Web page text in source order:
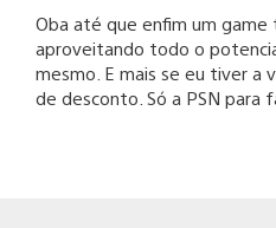
Oba até que enfim um
aproveitando todo o
mesmo. E mais se eu tiver a
de desconto. Só a PSN para